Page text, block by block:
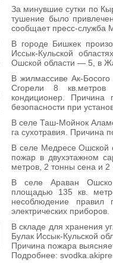
За минувшие сутки по
тушение было
сообщает пресс-служба
В городе Бишкек
Иссык-Кульской
Ошской области — 5, в
В жилмассиве Ак-
Сгорели 8
кондиционер.
безопасности при
В селе Таш-Мойнок
га сухотравия. Причина
В селе Медресе Ошской
пожар в двухэтажном
метров, 2 тонны сена и 2
В селе Араван
площадью 135 кв.
несоблюдение правил
электрических приборов.
В складе для хранения
Булак Иссык-Кульской
Причина пожара
Подробнее: